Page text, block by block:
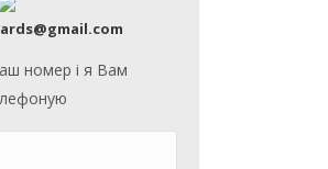
номер і я Вам